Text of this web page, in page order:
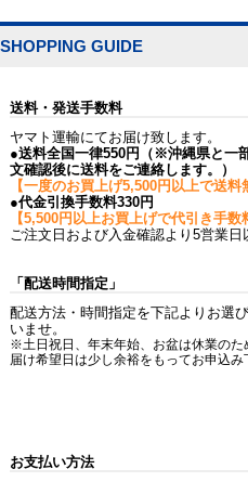
SHOPPING GUIDE
送料・発送手数料
ヤマト運輸にてお届け致します。
●送料全国一律550円（※沖縄県と一
文確認後に送料をご連絡します。）
【一度のお買上げ5,500円以上で送料
●代金引換手数料330円
【5,500円以上お買上げで代引き手数
ご注文日および入金確認より5営業日
「配送時間指定」
配送方法・時間指定を下記よりお選
いませ。
※土日祝日、年末年始、お盆は休業の
届け希望日は少し余裕をもってお申込み
お支払い方法